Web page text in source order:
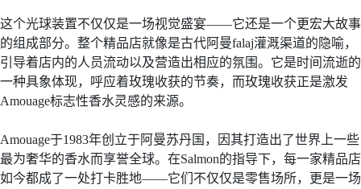
这个光球装置不仅仅是一场视觉盛宴——它还是一个更宏大故事
的组成部分。整个精品店就像是古代阿曼falaj灌溉渠道的隐喻，
引导着店内的人员流动以及营造出相应的氛围。它是时间流逝的
一种具象体现，呼应着玫瑰收获的节奏，而玫瑰收获正是激发
Amouage标志性香水灵感的来源。
Amouage于1983年创立于阿曼苏丹国，因其打造出了世界上一些
最为奢华的香水而享誉全球。在Salmon的指导下，每一家精品店
如今都成了一处打卡胜地——它们不仅仅是零售场所，更是一场